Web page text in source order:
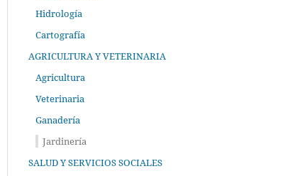
Hidrología
Cartografía
AGRICULTURA Y VETERINARIA
Agricultura
Veterinaria
Ganadería
Jardinería
SALUD Y SERVICIOS SOCIALES